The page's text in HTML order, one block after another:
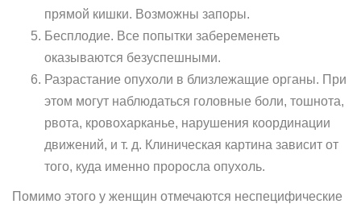
прямой кишки. Возможны запоры.
Бесплодие. Все попытки забеременеть
оказываются безуспешными.
Разрастание опухоли в близлежащие органы. При
этом могут наблюдаться головные боли, тошнота,
рвота, кровохарканье, нарушения координации
движений, и т. д. Клиническая картина зависит от
того, куда именно проросла опухоль.
Помимо этого у женщин отмечаются неспецифические